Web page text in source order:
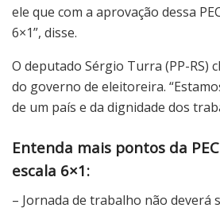
ele que com a aprovação dessa
6×1”, disse.
O deputado Sérgio Turra (PP-RS)
do governo de eleitoreira.
de um país e da dignidade dos
Entenda mais pontos da
escala 6×1:
– Jornada de trabalho não deverá